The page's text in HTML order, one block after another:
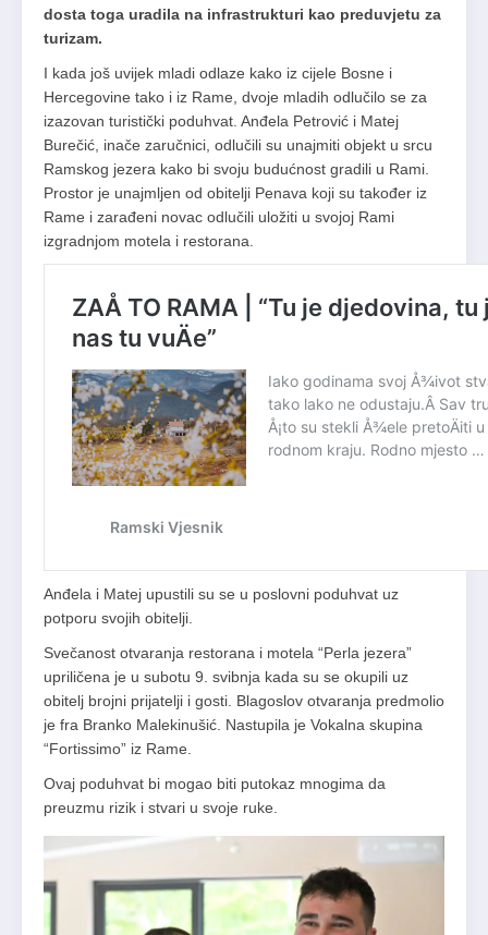
dosta toga uradila na infrastrukturi kao preduvjetu za
turizam.
I kada još uvijek mladi odlaze kako iz cijele Bosne i
Hercegovine tako i iz Rame, dvoje mladih odlučilo se za
izazovan turistički poduhvat. Anđela Petrović i Matej
Burečić, inače zaručnici, odlučili su unajmiti objekt u srcu
Ramskog jezera kako bi svoju budućnost gradili u Rami.
Prostor je unajmljen od obitelji Penava koji su također iz
Rame i zarađeni novac odlučili uložiti u svojoj Rami
izgradnjom motela i restorana.
Anđela i Matej upustili su se u poslovni poduhvat uz
potporu svojih obitelji.
Svečanost otvaranja restorana i motela “Perla jezera”
upriličena je u subotu 9. svibnja kada su se okupili uz
obitelj brojni prijatelji i gosti. Blagoslov otvaranja predmolio
je fra Branko Malekinušić. Nastupila je Vokalna skupina
“Fortissimo” iz Rame.
Ovaj poduhvat bi mogao biti putokaz mnogima da
preuzmu rizik i stvari u svoje ruke.